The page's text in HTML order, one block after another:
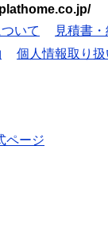
いて 見積書
個人情報取り
ページ